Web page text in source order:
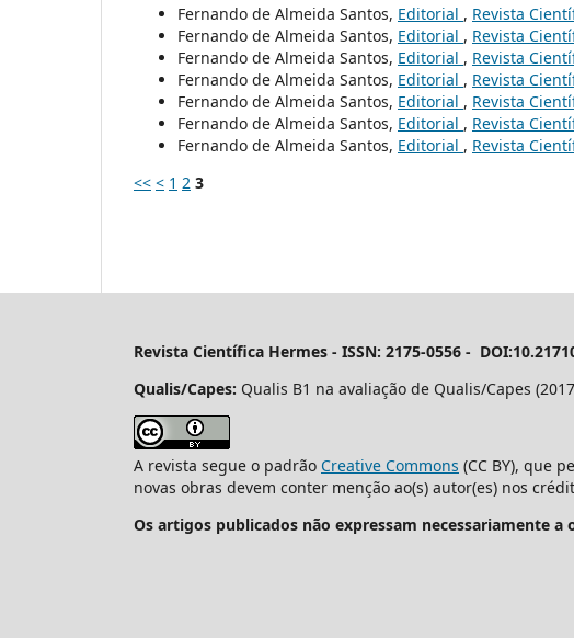
Fernando de Almeida Santos, Editorial , Revista
Fernando de Almeida Santos, Editorial , Revista
Fernando de Almeida Santos, Editorial , Revista
Fernando de Almeida Santos, Editorial , Revista
Fernando de Almeida Santos, Editorial , Revista
Fernando de Almeida Santos, Editorial , Revista
Fernando de Almeida Santos, Editorial , Revista
<< < 1 2 3
Revista Científica Hermes - ISSN: 2175-0556 -
Qualis/Capes: Qualis B1 na avaliação de Qualis/Capes
A revista segue o padrão Creative Commons (CC BY), que
novas obras devem conter menção ao(s) autor(es) nos
Os artigos publicados não expressam necessariamente